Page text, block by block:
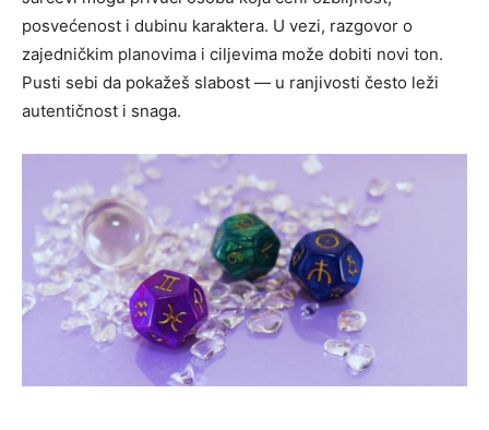
posvećenost i dubinu karaktera. U vezi, razgovor o
zajedničkim planovima i ciljevima može dobiti novi ton.
Pusti sebi da pokažeš slabost — u ranjivosti često leži
autentičnost i snaga.